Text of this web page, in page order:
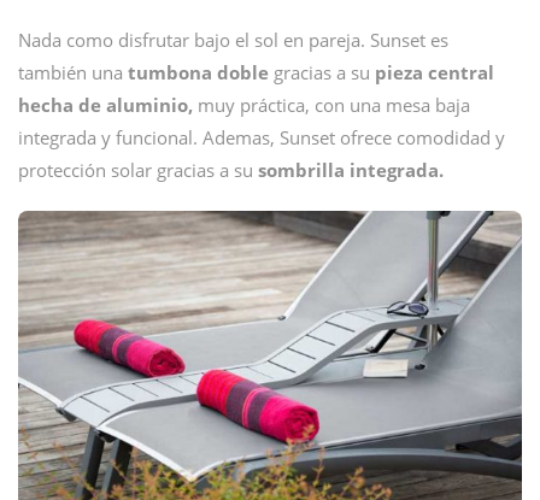
Nada como disfrutar bajo el sol en pareja. Sunset es
también una tumbona doble gracias a su pieza central
hecha de aluminio, muy práctica, con una mesa baja
integrada y funcional. Ademas, Sunset ofrece comodidad y
protección solar gracias a su sombrilla integrada.